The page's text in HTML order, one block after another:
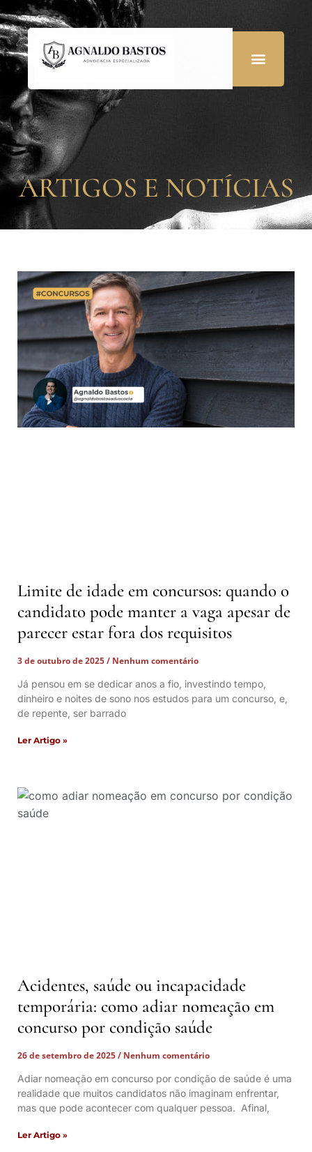
ARTIGOS E NOTÍCIAS
Limite de idade em concursos: quando o
candidato pode manter a vaga apesar de
parecer estar fora dos requisitos
3 de outubro de 2025
Nenhum comentário
Já pensou em se dedicar anos a fio, investindo tempo,
dinheiro e noites de sono nos estudos para um concurso, e,
de repente, ser barrado
Ler Artigo »
Acidentes, saúde ou incapacidade
temporária: como adiar nomeação em
concurso por condição saúde
26 de setembro de 2025
Nenhum comentário
Adiar nomeação em concurso por condição de saúde é uma
realidade que muitos candidatos não imaginam enfrentar,
mas que pode acontecer com qualquer pessoa. Afinal,
Ler Artigo »